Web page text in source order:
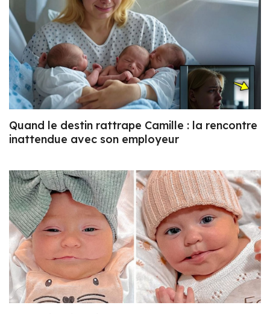
Quand le destin rattrape Camille : la rencontre
inattendue avec son employeur